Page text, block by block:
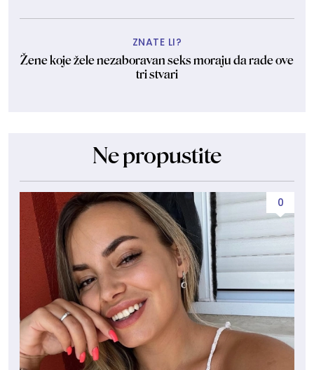
ZNATE LI?
Žene koje žele nezaboravan seks moraju da rade ove
tri stvari
Ne propustite
0